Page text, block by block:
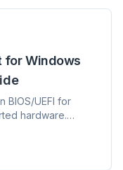
for Windows
BIOS/UEFI for
hardware.